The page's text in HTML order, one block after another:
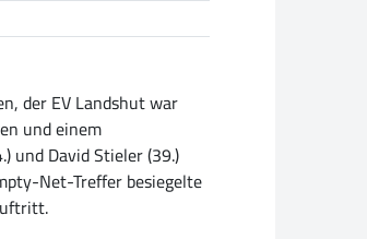
der EV Landshut war
und einem
und David Stieler (39.)
Net-Treffer besiegelte